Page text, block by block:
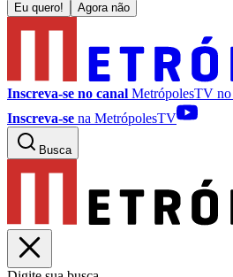
Eu quero! Agora não
Inscreva-se no canal MetrópolesTV no
Inscreva-se na MetrópolesTV
Busca